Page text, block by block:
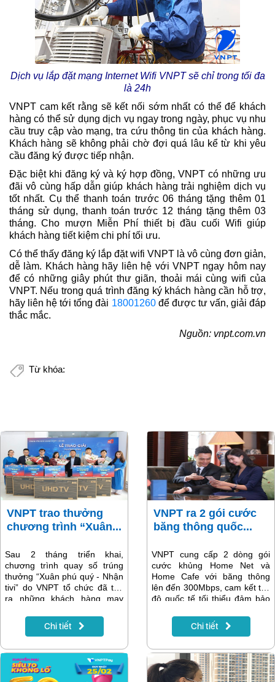
Dịch vụ lắp đặt mạng Internet Wifi VNPT sẽ chỉ trong tối đa
là 24h
VNPT cam kết rằng sẽ kết nối sớm nhất có thể để khách
hàng có thể sử dụng dịch vụ ngay trong ngày, phục vụ nhu
cầu truy cập vào mạng, tra cứu thông tin của khách hàng.
Khách hàng sẽ không phải chờ đợi quá lâu kể từ khi yêu
cầu đăng ký được tiếp nhận.
Đặc biệt khi đăng ký và ký hợp đồng, VNPT có những ưu
đãi vô cùng hấp dẫn giúp khách hàng trải nghiệm dịch vụ
tốt nhất. Cụ thể thanh toán trước 06 tháng tặng thêm 01
tháng sử dụng, thanh toán trước 12 tháng tặng thêm 03
tháng. Cho mượn Miễn Phí thiết bị đầu cuối Wifi giúp
khách hàng tiết kiệm chi phí tối ưu.
Có thể thấy đăng ký lắp đặt wifi VNPT là vô cùng đơn giản,
dễ làm. Khách hàng hãy liên hệ với VNPT ngay hôm nay
để có những giây phút thư giãn, thoải mái cùng wifi của
VNPT. Nếu trong quá trình đăng ký khách hàng cần hỗ trợ,
hãy liên hệ tới tổng đài 18001260để được tư vấn, giải đáp
thắc mắc.
Nguồn: vnpt.com.vn
Từ khóa:
VNPT trao thưởng
chương trình “Xuân...
Sau 2 tháng triển khai,
chương trình quay số trúng
thưởng “Xuân phú quý - Nhận
tivi” do VNPT tổ chức đã tìm
ra những khách hàng may
tại Hà Nội.
Chi tiết
VNPT ra 2 gói cước
băng thông quốc...
VNPT cung cấp 2 dòng gói
cước khủng Home Net và
Home Cafe với băng thông
lên đến 300Mbps, cam kết tốc
độ quốc tế tối thiểu đảm bảo
nhiều khách hàng online cùng
Chi tiết